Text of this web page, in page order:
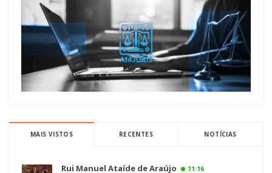
MAIS VISTOS RECENTES NOTÍCIAS
Rui Manuel Ataíde de Araújo 11:16